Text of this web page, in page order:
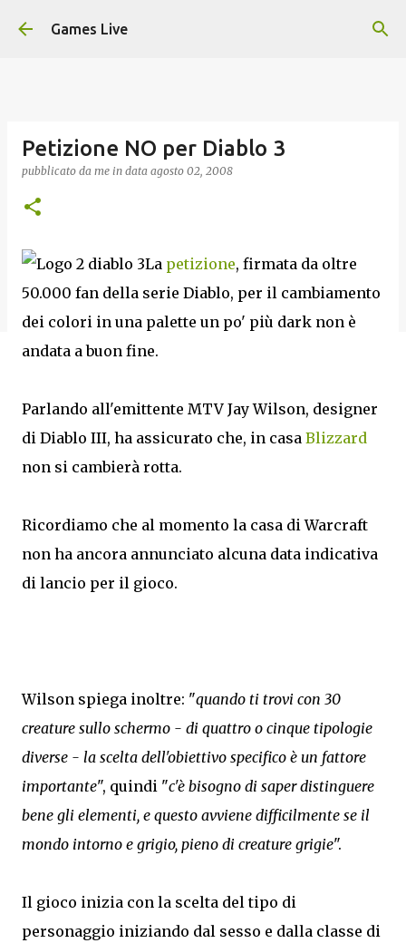
Passa ai contenuti principali
Games Live
Petizione NO per Diablo 3
pubblicato da me in data agosto 02, 2008
La petizione, firmata da oltre
50.000 fan della serie Diablo, per il cambiamento
dei colori in una palette un po' più dark non è
andata a buon fine.
Parlando all'emittente MTV Jay Wilson, designer
di Diablo III, ha assicurato che, in casa Blizzard
non si cambierà rotta.
Ricordiamo che al momento la casa di Warcraft
non ha ancora annunciato alcuna data indicativa
di lancio per il gioco.
Wilson spiega inoltre: "quando ti trovi con 30
creature sullo schermo - di quattro o cinque tipologie
diverse - la scelta dell'obiettivo specifico è un fattore
importante", quindi "c'è bisogno di saper distinguere
bene gli elementi, e questo avviene difficilmente se il
mondo intorno e grigio, pieno di creature grigie".
Il gioco inizia con la scelta del tipo di
personaggio iniziando dal sesso e dalla classe di